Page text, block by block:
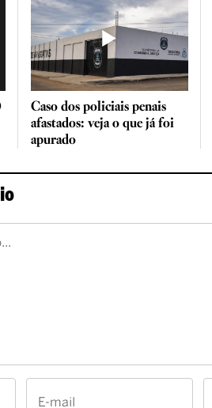
Caso dos policiais penais
afastados: veja o que já foi
apurado